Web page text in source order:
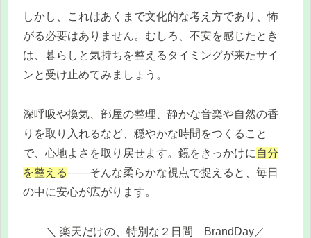
しかし、これはあくまで文化的な考え方であり、怖
がる必要はありません。むしろ、不安を感じたとき
は、暮らしと気持ちを整えるタイミングが来たサイ
ンと受け止めてみましょう。
深呼吸や換気、部屋の整理、静かな音楽や自然の香
りを取り入れるなど、穏やかな時間をつくること
で、心地よさを取り戻せます。鏡をきっかけに 自分
を整える——そんな柔らかな視点で捉えると、毎日
の中に安心が広がります。
＼ 楽天だけの、特別な２日間 BrandDay／